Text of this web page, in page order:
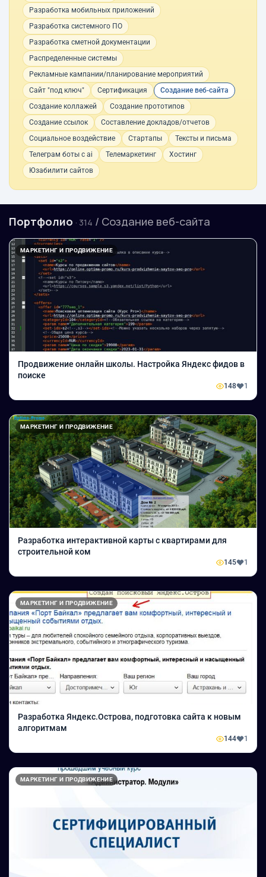
Разработка мобильных приложений
Разработка системного ПО
Разработка сметной документации
Распределенные системы
Рекламные кампании/планирование мероприятий
Сайт "под ключ"
Сертификация
Создание веб-сайта
Создание коллажей
Создание прототипов
Создание ссылок
Составление докладов/отчетов
Социальное воздействие
Стартапы
Тексты и письма
Телеграм боты с ai
Телемаркетинг
Хостинг
Юзабилити сайтов
Портфолио · 314 / Создание веб-сайта
МАРКЕТИНГ И ПРОДВИЖЕНИЕ
Продвижение онлайн школы. Настройка Яндекс фидов в
поиске
148 1
МАРКЕТИНГ И ПРОДВИЖЕНИЕ
Разработка интерактивной карты с квартирами для
строительной ком
145 1
МАРКЕТИНГ И ПРОДВИЖЕНИЕ
Разработка Яндекс.Острова, подготовка сайта к новым
алгоритмам
144 1
МАРКЕТИНГ И ПРОДВИЖЕНИЕ